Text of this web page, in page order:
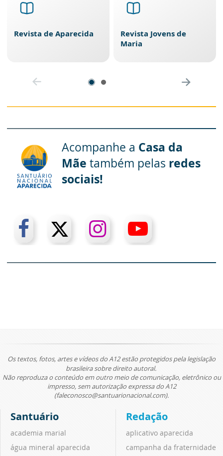
Revista de Aparecida
Revista Jovens de
Maria
Acompanhe a Casa da
Mãetambém pelas redes
sociais!
Os textos, fotos, artes e vídeos do A12 estão protegidos pela legislação
brasileira sobre direito autoral.
Não reproduza o conteúdo em outro meio de comunicação, eletrônico ou
impresso, sem autorização expressa do A12
(faleconosco@santuarionacional.com).
Santuário
academia marial
água mineral aparecida
Redação
aplicativo aparecida
campanha da fraternidade